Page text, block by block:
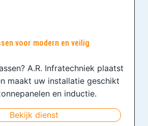
voor modern en veilig
A.R. Infratechniek plaatst
maakt uw installatie geschikt
en inductie.
Bekijk dienst